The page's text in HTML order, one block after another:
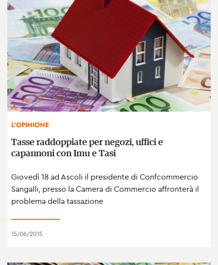
L'OPINIONE
Tasse raddoppiate per negozi, uffici e
capannoni con Imu e Tasi
Giovedì 18 ad Ascoli il presidente di Confcommercio
Sangalli, presso la Camera di Commercio affronterà il
problema della tassazione
15/06/2015